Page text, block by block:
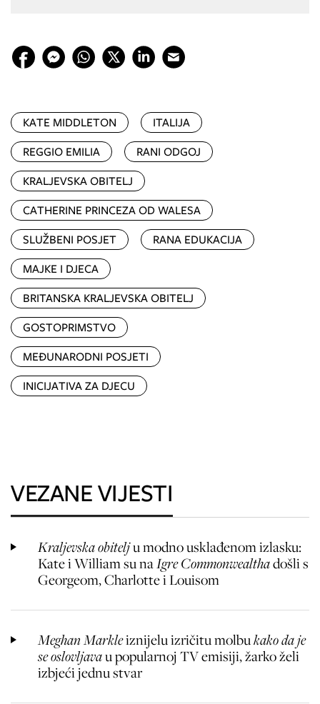
KATE MIDDLETON
ITALIJA
REGGIO EMILIA
RANI ODGOJ
KRALJEVSKA OBITELJ
CATHERINE PRINCEZA OD WALESA
SLUŽBENI POSJET
RANA EDUKACIJA
MAJKE I DJECA
BRITANSKA KRALJEVSKA OBITELJ
GOSTOPRIMSTVO
MEĐUNARODNI POSJETI
INICIJATIVA ZA DJECU
VEZANE VIJESTI
Kraljevska obitelju modno usklađenom izlasku:
Kate i William su naIgre Commonwealthadošli s
Georgeom, Charlotte i Louisom
Meghan Markleiznijelu izričitu molbukako da je
se oslovljavau popularnoj TV emisiji, žarko želi
izbjeći jednu stvar